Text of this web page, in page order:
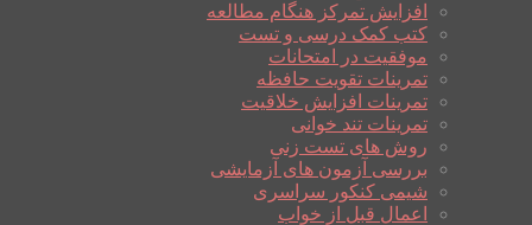
افزایش تمرکز هنگام مطالعه
کتب کمک درسی و تست
موفقیت در امتحانات
تمرینات تقویت حافظه
تمرینات افزایش خلاقیت
تمرینات تند خوانی
روش های تست زنی
بررسی آزمون های آزمایشی
شیمی کنکور سراسری
اعمال قبل از خواب